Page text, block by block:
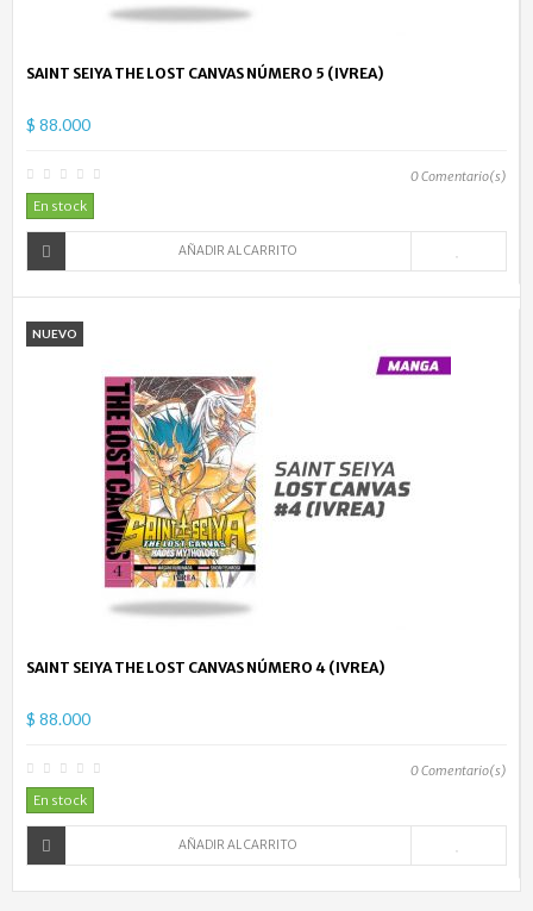
SAINT SEIYA THE LOST CANVAS NÚMERO 5 (IVREA)
$ 88.000
0Comentario(s)
En stock
AÑADIR AL CARRITO
NUEVO
SAINT SEIYA THE LOST CANVAS NÚMERO 4 (IVREA)
$ 88.000
0Comentario(s)
En stock
AÑADIR AL CARRITO